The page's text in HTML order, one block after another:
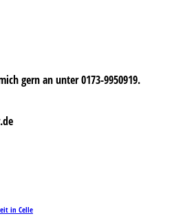
gern an unter 0173-9950919.
in Celle